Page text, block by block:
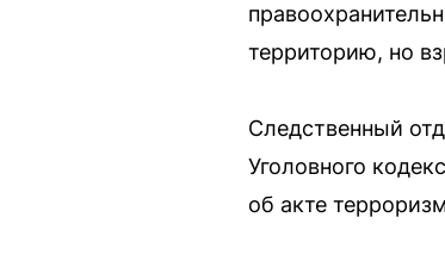
территорию, но
Следственный
Уголовного
об акте